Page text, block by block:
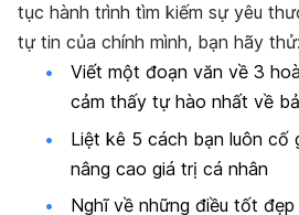
tục hành trình tìm kiếm sự yêu
tự tin của chính mình, bạn hãy thử:
Viết một đoạn văn về 3
cảm thấy tự hào nhất về
Liệt kê 5 cách bạn luôn cố
nâng cao giá trị cá nhân
Nghĩ về những điều tốt